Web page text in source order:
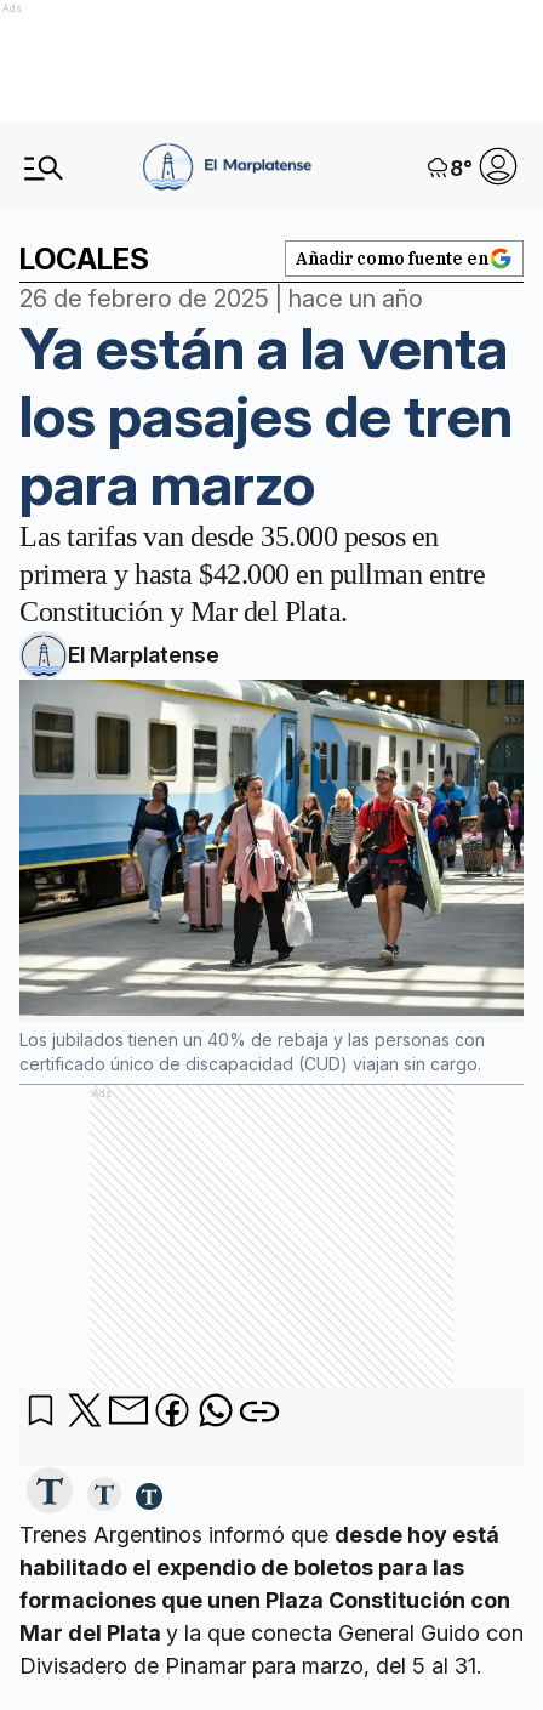
Ads
8°
LOCALES Añadir como fuente en
26 de febrero de 2025 | hace un año
Ya están a la venta
los pasajes de tren
para marzo
Las tarifas van desde 35.000 pesos en
primera y hasta $42.000 en pullman entre
Constitución y Mar del Plata.
El Marplatense
Los jubilados tienen un 40% de rebaja y las personas con
certificado único de discapacidad (CUD) viajan sin cargo.
Ads
Trenes Argentinos informó que desde hoy está
habilitado el expendio de boletos para las
formaciones que unen Plaza Constitución con
Mar del Plata y la que conecta General Guido con
Divisadero de Pinamar para marzo, del 5 al 31.